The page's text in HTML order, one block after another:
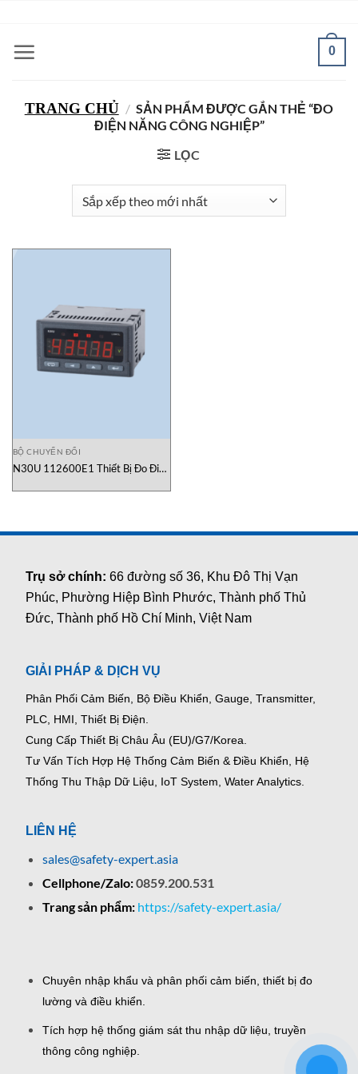
nội
0
TRANG CHỦ / SẢN PHẨM ĐƯỢC GẮN THẺ “ĐO
ĐIỆN NĂNG CÔNG NGHIỆP”
LỌC
BỘ CHUYỂN ĐỔI
N30U 112600E1 Thiết Bị Đo Điện
Trụ sở chính:66 đường số 36, Khu Đô Thị Vạn
Phúc, Phường Hiệp Bình Phước, Thành phố Thủ
Đức, Thành phố Hồ Chí Minh, Việt Nam
GIẢI PHÁP & DỊCH VỤ
Phân Phối Cảm Biến, Bộ Điều Khiển, Gauge, Transmitter,
PLC, HMI, Thiết Bị Điện.
Cung Cấp Thiết Bị Châu Âu (EU)/G7/Korea.
Tư Vấn Tích Hợp Hệ Thống Cảm Biến & Điều Khiển, Hệ
Thống Thu Thập Dữ Liệu, IoT System, Water Analytics.
LIÊN HỆ
sales@safety-expert.asia
Cellphone/Zalo:0859.200.531
Trang sản phẩm: https://safety-expert.asia/
Chuyên nhập khẩu và phân phối cảm biến, thiết bị đo
lường và điều khiển.
Tích hợp hệ thống giám sát thu nhập dữ liệu, truyền
thông công nghiệp.